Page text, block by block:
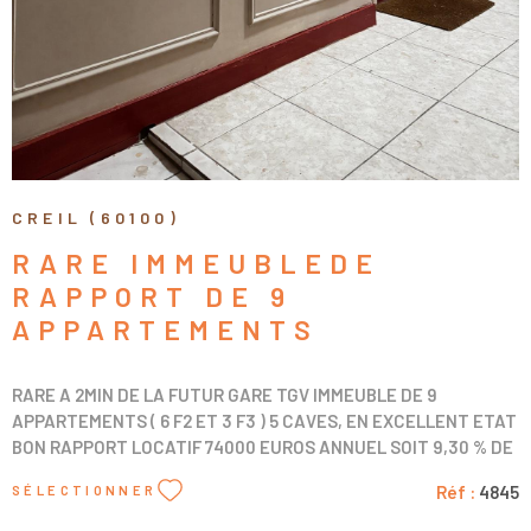
CREIL (60100)
RARE IMMEUBLEDE
RAPPORT DE 9
APPARTEMENTS
RARE A 2MIN DE LA FUTUR GARE TGV IMMEUBLE DE 9
APPARTEMENTS ( 6 F2 ET 3 F3 ) 5 CAVES, EN EXCELLENT ETAT
BON RAPPORT LOCATIF 74000 EUROS ANNUEL SOIT 9,30 % DE
DECOUPAGE DES LOTS EXISTANT, AFFAIRE RARE A VOIR
SÉLECTIONNER Réf : 4845